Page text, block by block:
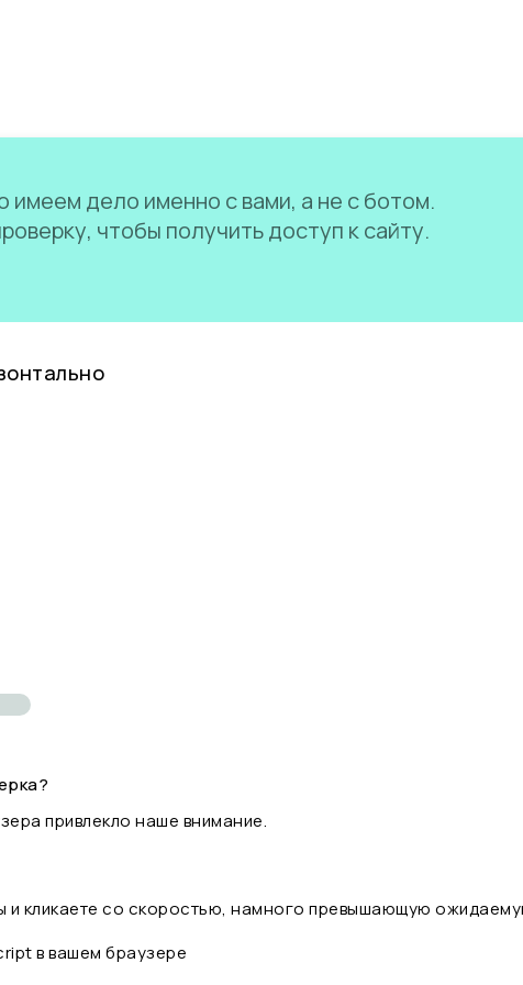
имеем дело именно с вами, а не с ботом.
чтобы получить доступ к сайту.
привлекло наше внимание.
и кликаете со скоростью, намного превышающую
в вашем браузере